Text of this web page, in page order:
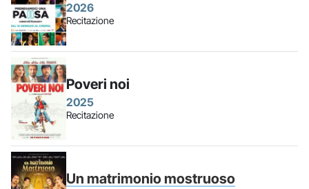
2026
Recitazione
Poveri noi
2025
Recitazione
Un matrimonio mostruoso